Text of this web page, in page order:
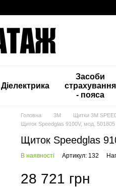
Діелектрика
Засоби
страхування
- пояса
Головна 3M Щитки 3М
Щиток Speedglas 9100V, мод. 501805
Щиток Speedglas
В наявності Артикул: 132
28 721 грн